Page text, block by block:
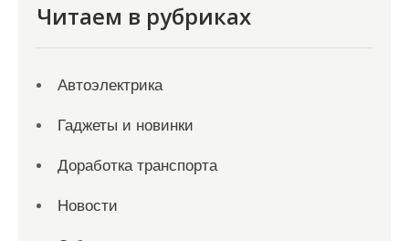
Читаем в рубриках
Автоэлектрика
Гаджеты и новинки
Доработка транспорта
Новости